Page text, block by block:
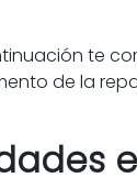
te
de la